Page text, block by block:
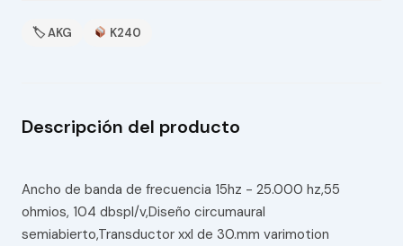
🏷 AKG K240
Descripción del producto
Ancho de banda de frecuencia 15hz - 25.000 hz,55
ohmios, 104 dbspl/v,Diseño circumaural
semiabierto,Transductor xxl de 30.mm varimotion